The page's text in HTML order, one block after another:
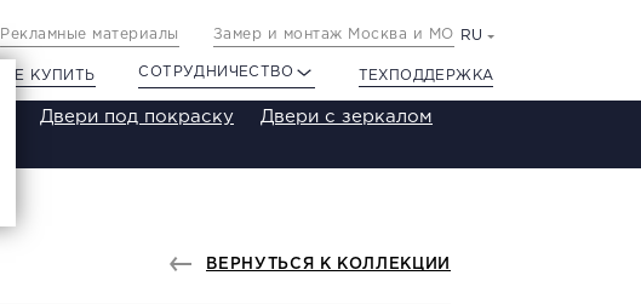
Рекламные материалы Замер и монтаж Москва и МО RU
ГДЕ КУПИТЬ СОТРУДНИЧЕСТВО ТЕХПОДДЕРЖКА
Двери под покраску Двери с зеркалом
ВЕРНУТЬСЯ К КОЛЛЕКЦИИ